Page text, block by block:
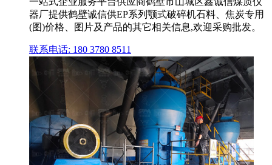
器厂提供鹤壁诚信供EP系列颚式破碎机石料、焦炭专用
(图)价格、图片及产品的其它相关信息,欢迎采购批发。
联系电话: 180 3780 8511